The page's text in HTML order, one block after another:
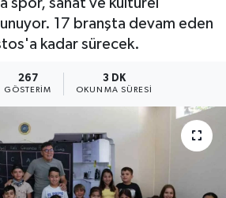
spor, sanat ve kültürel
17 branşta devam eden
kadar sürecek.
267
GÖSTERIM
3 DK
OKUNMA SÜRESI